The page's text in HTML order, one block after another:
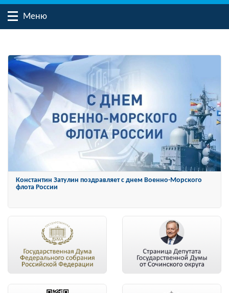
Меню
Константин Затулин награжден Орденом «За заслуги перед
Отечеством» IV степени